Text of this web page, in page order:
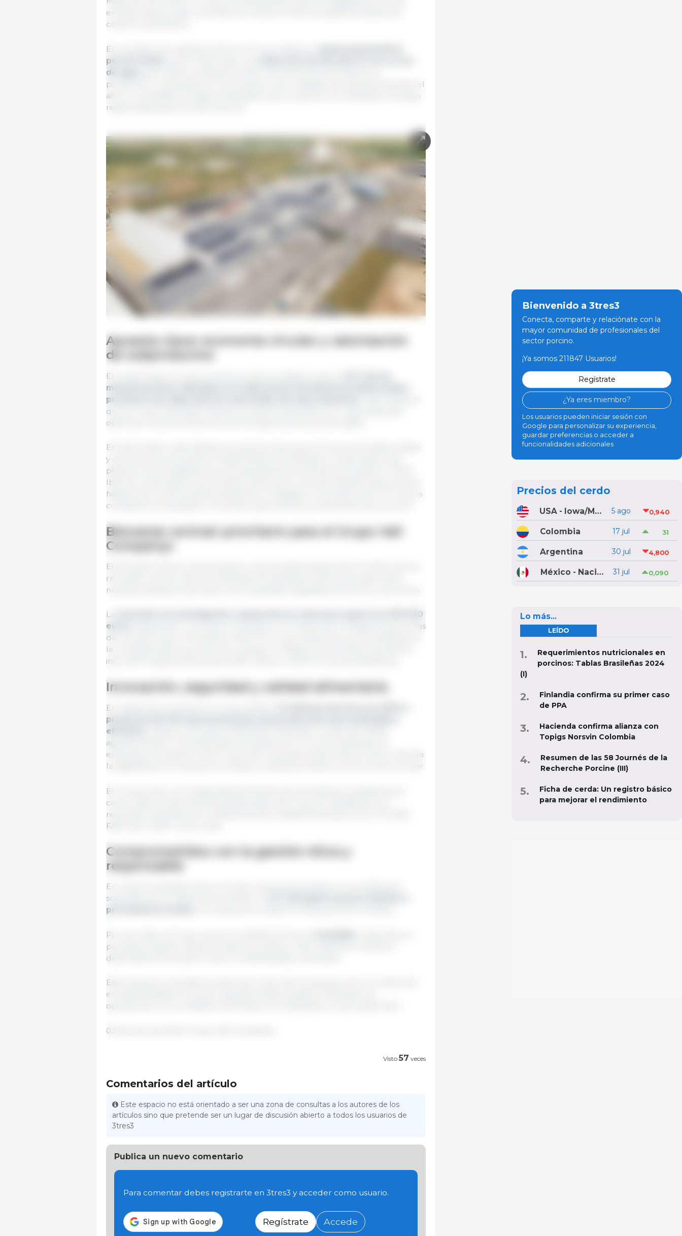
energía limpia y evitar la emisión de más de 10 000 toneladas de dióxido de
carbono equivalente.
En el ámbito de la gestión hídrica, el Grupo destaca la
porcino Patel
de agua
producción. La apuesta por la innovación y por medidas internas para impulsar el
ahorro cuantitativo de agua ha facilitado que se optimice la reutilización de agua
regenerada para procesos internos.
Apuesta clave: economía circular y valorización
de subproductos
El compromiso con la economía circular se refleja en que
materias primas utilizadas en la fabricación de alimentos balanceados
provienen de subproductos valorizados de otras industrias
que el Grupo está desarrollando proyectos enfocados en el
optimizar el aprovechamiento de los subproductos ya valorizados.
En este sentido, cabe destacar proyectos clave que el Grupo ya ha desarrollado
y otros que se encuentran en fases finales de tramitación: la valorización del
plasma y la hemoglobina porcina para generar proteínas funcionales en VEOS
Ibérica, la valorización de principios activos de la mucosa intestinal para producir
heparina en la futura planta de Biovall en Zaragoza o el proyecto de I+D+i que la
compañía ha impulsado con Kimitec para valorizar proteínas del pelo porcino.
Bienestar animal: prioritario para el Grupo Vall
Companys
El bienestar animal continúa siendo una prioridad fundamental. En 2024, hemos
renovado una vez más los certificados de bienestar animal que avalan tanto
nuestras plantas productivas como las granjas integradas de porcino y avicultura.
La
inversión en investigación y desarrollo en esta área superó los 300 000
euros
, destacando un proyecto centrado en la mejora de la calidad de las camas
de los pollos, que continuará en 2025. Por lo que respecta al uso de antibióticos;
la compañía está muy cerca de conseguir el objetivo que se había marcado al
inicio del Programa Penta para 2030: reducir un 60 % el uso de antibióticos.
Innovación, seguridad y calidad alimentaria
En materia de innovación, el Grupo destinó
proyectos de I+D+i que promueven una producción más sostenible y
eficiente
agroalimentario con fondos Next Generation-EU, en el que participan 16
empresas, incluyendo 10 del Grupo Vall Companys. Este proyecto tractor aborda
la digitalización, la transición ecológica, la eficiencia hídrica y la economía circular.
El compromiso con la seguridad alimentaria de las plantas procesadoras de
carne y fábricas del alimentos balanceado del Grupo se manifiesta en la
renovación periódica de certificaciones de calidad alimentaria como IFS, BRC,
FAMI-QS o GMP+, entre otras.
Comprometidos con la gestión ética y
responsable
En cuanto a la gestión ética, el Grupo continúa avanzando en la certificación
sostenible de su cadena de suministro. El
proveedores locales
Por otro lado, el Grupo renovó la medalla de bronce
puntuación global respecto al ejercicio anterior. Esta calificación evalúa el
desempeño del propio Grupo en sostenibilidad corporativa.
Estos avances consolidan la visión del Grupo Vall Companys como un referente
en sostenibilidad en el sector agroalimentario español, alineando sus
operaciones con los Objetivos de Desarrollo Sostenible y los principios ESG.
03 de junio de 2025 | Grupo Vall Companys
Visto 57 veces
Comentarios del artículo
Este espacio no está orientado a ser una zona de consultas a los autores de los
artículos sino que pretende ser un lugar de discusión abierto a todos los usuarios de
3tres3
Publica un nuevo comentario
Para comentar debes registrarte en 3tres3 y acceder como usuario.
Regístrate Accede
Bienvenido a 3tres3
Conecta, comparte y relaciónate con la
mayor comunidad de profesionales del
sector porcino.
¡Ya somos 211847 Usuarios!
Regístrate
¿Ya eres miembro?
Los usuarios pueden iniciar sesión con
Google para personalizar su experiencia,
guardar preferencias o acceder a
funcionalidades adicionales
Precios del cerdo
USA - Iowa/Minnesota 5 ago 0,940
Colombia 17 jul 31
Argentina 30 jul 4,800
México - Nacional 31 jul 0,090
Lo más...
LEÍDO
Requerimientos nutricionales en
porcinos: Tablas Brasileñas 2024
(I)
Finlandia confirma su primer caso
de PPA
Hacienda confirma alianza con
Topigs Norsvin Colombia
Resumen de las 58 Journés de la
Recherche Porcine (III)
Ficha de cerda: Un registro básico
para mejorar el rendimiento